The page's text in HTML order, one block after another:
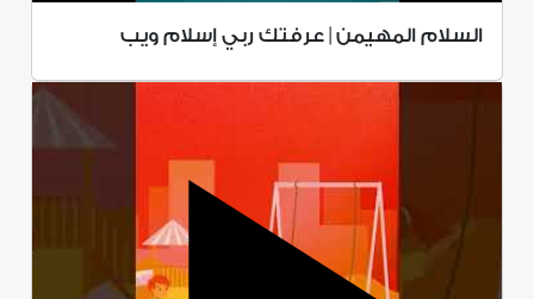
السلام المهيمن | عرفتك ربي إسلام ويب